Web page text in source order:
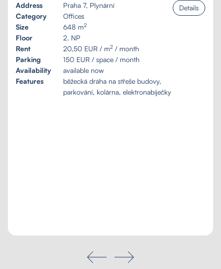
Address
Praha 7, Plynární
Category
Offices
Size
648 m2
Floor
2. NP
Rent
20,50 EUR / m2 / month
Parking
150 EUR / space / month
Availability
available now
Features
běžecká dráha na střeše budovy,
parkování, kolárna, elektronabíječky
Details